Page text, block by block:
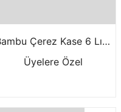
Bambu Çerez Kase 6 Lı Mtr2412734
Üyelere Özel